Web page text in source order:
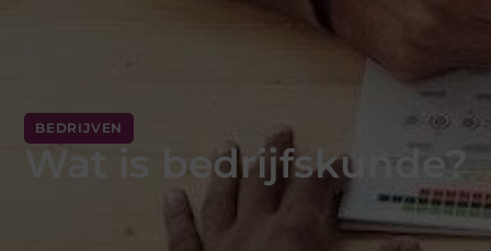
BEDRIJVEN
Wat is bedrijfskunde?